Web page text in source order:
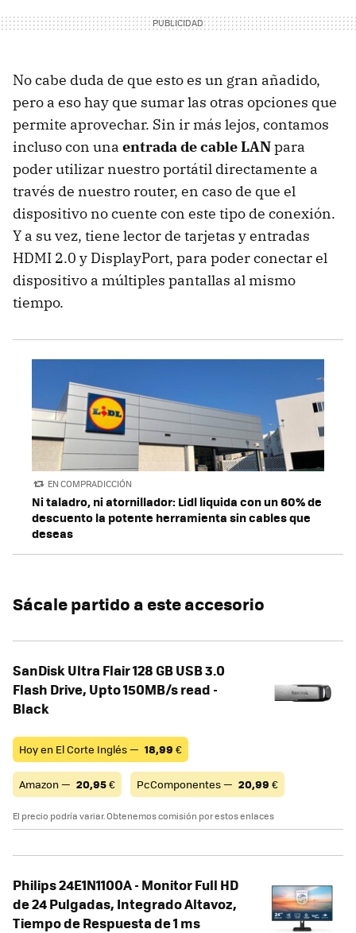
No cabe duda de que esto es un gran añadido,
pero a eso hay que sumar las otras opciones que
permite aprovechar. Sin ir más lejos, contamos
incluso con una entrada de cable LANpara
poder utilizar nuestro portátil directamente a
través de nuestro router, en caso de que el
dispositivo no cuente con este tipo de conexión.
Y a su vez, tiene lector de tarjetas y entradas
HDMI 2.0 y DisplayPort, para poder conectar el
dispositivo a múltiples pantallas al mismo
tiempo.
EN COMPRADICCIÓN
Ni taladro, ni atornillador: Lidl liquida con un 60% de
descuento la potente herramienta sin cables que
deseas
Sácale partido a este accesorio
SanDisk Ultra Flair 128 GB USB 3.0
Flash Drive, Upto 150MB/s read -
Black
Hoy en El Corte Inglés — 18,99 €
Amazon — 20,95€ PcComponentes — 20,99 €
El precio podría variar. Obtenemos comisión por estos enlaces
Philips 24E1N1100A - Monitor Full HD
de 24 Pulgadas, Integrado Altavoz,
Tiempo de Respuesta de 1 ms